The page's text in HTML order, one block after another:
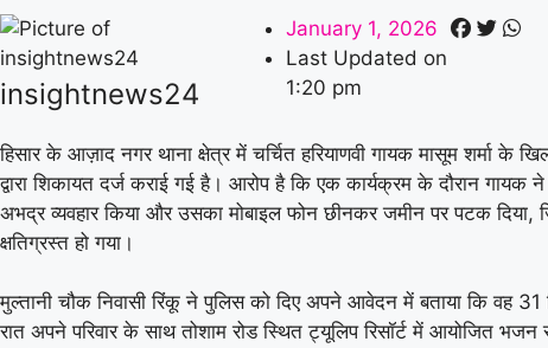
insightnews24
January 1, 2026
Last Updated on
1:20 pm
हिसार के आज़ाद नगर थाना क्षेत्र में चर्चित हरियाणवी गायक मासूम शर्मा के
द्वारा शिकायत दर्ज कराई गई है। आरोप है कि एक कार्यक्रम के दौरान
अभद्र व्यवहार किया और उसका मोबाइल फोन छीनकर जमीन पर पटक दिया,
क्षतिग्रस्त हो गया।
मुल्तानी चौक निवासी रिंकू ने पुलिस को दिए अपने आवेदन में बताया कि वह
रात अपने परिवार के साथ तोशाम रोड स्थित ट्यूलिप रिसॉर्ट में आयोजित